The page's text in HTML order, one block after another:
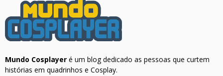
Mundo Cosplayer é um blog dedicado as pessoas que curtem
histórias em quadrinhos e Cosplay.